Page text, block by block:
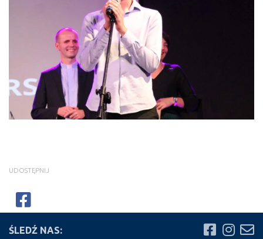
UDOSTĘPNIJ
ŚLEDŹ NAS: